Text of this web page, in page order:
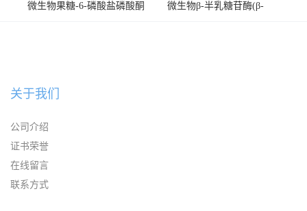
微生物果糖-6-磷酸盐磷酸酮
微生物β-半乳糖苷酶(β-
关于我们
公司介绍
证书荣誉
在线留言
联系方式